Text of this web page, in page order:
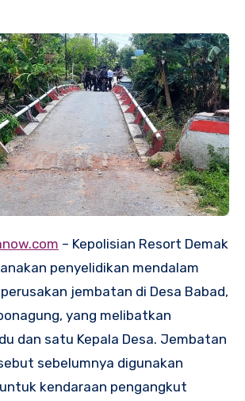
– Kepolisian Resort Demak
penyelidikan mendalam
jembatan di Desa Babad,
yang melibatkan
dan satu Kepala Desa. Jembatan
sebelumnya digunakan
kendaraan pengangkut